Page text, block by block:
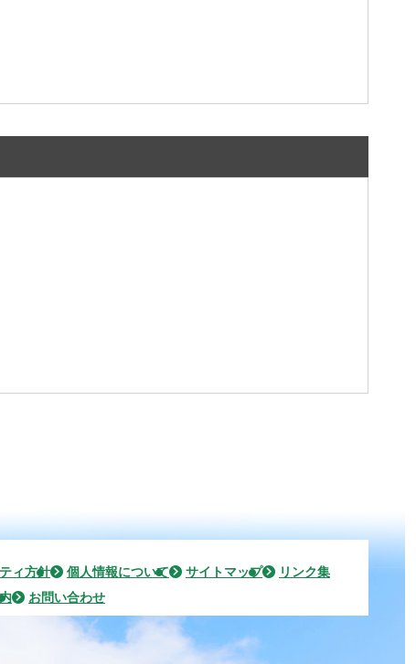
ィ方針 個人情報について サイトマップ
リンク集
お問い合わせ